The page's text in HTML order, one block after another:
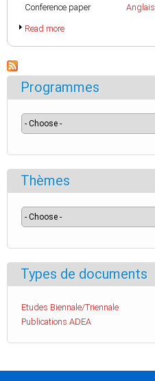
Conference paper
Anglais
Read more
Programmes
Thèmes
Types de documents
Etudes Biennale/Triennale
Publications ADEA